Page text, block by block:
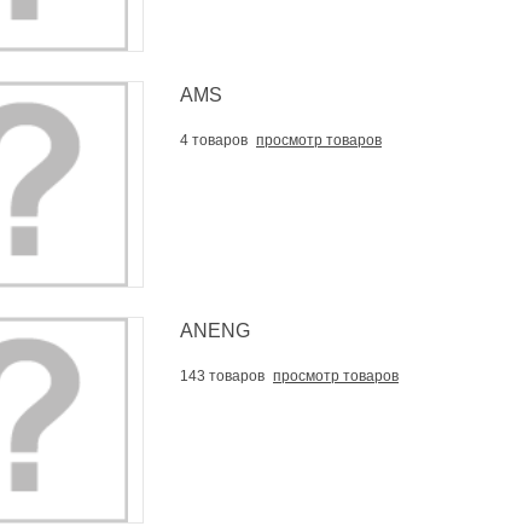
AMS
4 товаров просмотр товаров
ANENG
143 товаров просмотр товаров